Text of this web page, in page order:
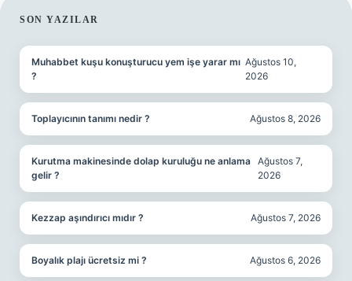
SIDEBAR
SON YAZILAR
Muhabbet kuşu konuşturucu yem işe yarar mı
?
Ağustos 10,
2026
Toplayıcının tanımı nedir ? Ağustos 8, 2026
Kurutma makinesinde dolap kuruluğu ne anlama
gelir ?
Ağustos 7,
2026
Kezzap aşındırıcı mıdır ? Ağustos 7, 2026
Boyalık plajı ücretsiz mi ? Ağustos 6, 2026